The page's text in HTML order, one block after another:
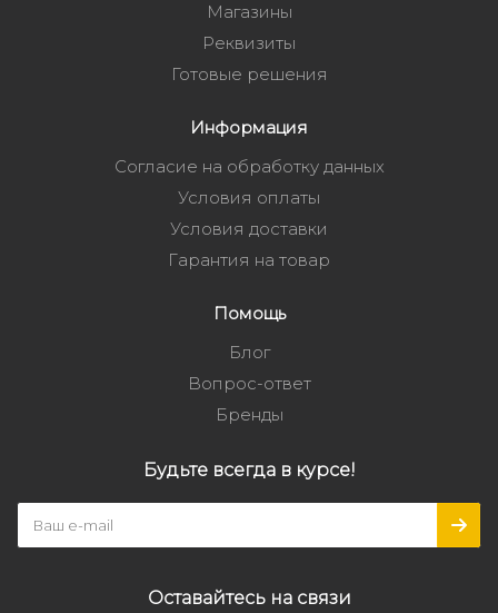
Магазины
Реквизиты
Готовые решения
Информация
Согласие на обработку данных
Условия оплаты
Условия доставки
Гарантия на товар
Помощь
Блог
Вопрос-ответ
Бренды
Будьте всегда в курсе!
Оставайтесь на связи